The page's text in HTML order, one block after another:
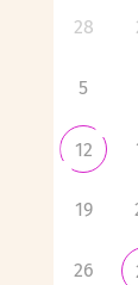
28
5
12
19
26